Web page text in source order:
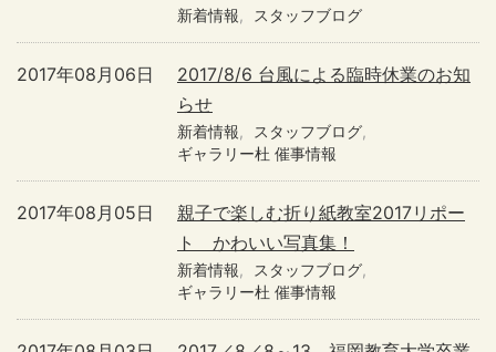
新着情報 スタッフブログ
2017/8/6 台風による臨時休業のお知
らせ
2017年08月06日
新着情報
スタッフブログ
ギャラリー杜 催事情報
親子で楽しむ折り紙教室2017リポー
ト かわいい写真集！
2017年08月05日
新着情報
スタッフブログ
ギャラリー杜 催事情報